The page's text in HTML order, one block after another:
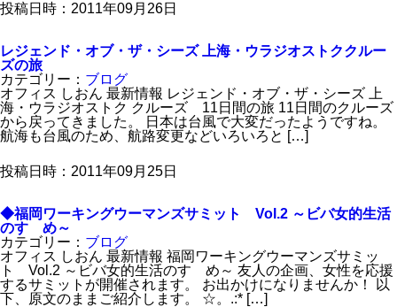
投稿日時：2011年09月26日
レジェンド・オブ・ザ・シーズ 上海・ウラジオストククルー
ズの旅
カテゴリー： ブログ
オフィス しおん 最新情報 レジェンド・オブ・ザ・シーズ 上
海・ウラジオストク クルーズ 11日間の旅 11日間のクルーズ
から戻ってきました。 日本は台風で大変だったようですね。
航海も台風のため、航路変更などいろいろと […]
投稿日時：2011年09月25日
◆福岡ワーキングウーマンズサミット Vol.2 ～ビバ女的生活
のすゝめ～
カテゴリー： ブログ
オフィス しおん 最新情報 福岡ワーキングウーマンズサミッ
ト Vol.2 ～ビバ女的生活のすゝめ～ 友人の企画、女性を応援
するサミットが開催されます。 お出かけになりませんか！ 以
下、原文のままご紹介します。 ☆。.:* […]